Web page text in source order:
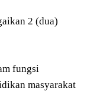
2 (dua)
fungsi
masyarakat